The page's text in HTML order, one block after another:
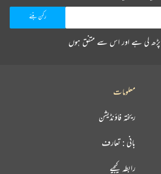
پڑھ لی ہے اور اس سے متفق ہوں
معلومات
ریختہ فاؤنڈیشن
بانی : تعارف
رابطہ کیجیے